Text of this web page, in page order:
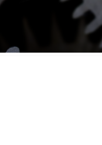
健康 & 医疗
TÜV奥地利企业社